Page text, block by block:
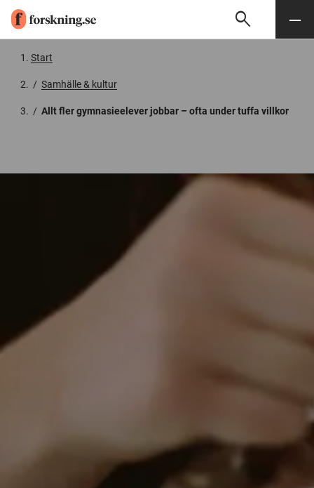
Söksearch Meny
Start
/ Samhälle & kultur
/ Allt fler gymnasieelever jobbar – ofta under tuffa villkor